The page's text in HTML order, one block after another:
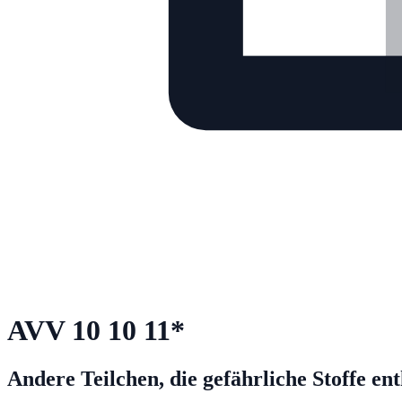
AVV 10 10 11*
Andere Teilchen, die gefährliche Stoffe